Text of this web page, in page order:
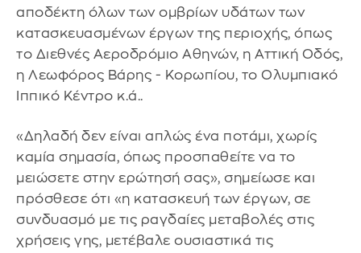
αποδέκτη όλων των ομβρίων υδάτων των
κατασκευασμένων έργων της περιοχής, όπως
το Διεθνές Αεροδρόμιο Αθηνών, η Αττική Οδός,
η Λεωφόρος Βάρης - Κορωπίου, το Ολυμπιακό
Ιππικό Κέντρο κ.ά..
«Δηλαδή δεν είναι απλώς ένα ποτάμι, χωρίς
καμία σημασία, όπως προσπαθείτε να το
μειώσετε στην ερώτησή σας», σημείωσε και
πρόσθεσε ότι «η κατασκευή των έργων, σε
συνδυασμό με τις ραγδαίες μεταβολές στις
χρήσεις γης, μετέβαλε ουσιαστικά τις